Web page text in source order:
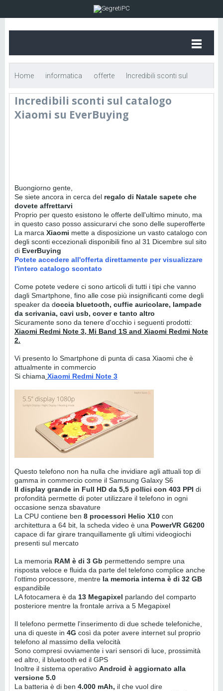
Home informatica offerte Incredibili sconti sul
catalogo Xiaomi su EverBuying
Incredibili sconti sul catalogo
Xiaomi su EverBuying
Buongiorno gente,
Se siete ancora in cerca del regalo di Natale sapete che
dovete affrettarvi
Proprio per questo esistono le offerte dell'ultimo minuto, ma
in questo caso posso assicurarvi che sono delle superofferte
La marca Xiaomi mette a disposizione un vasto catalogo con
degli sconti eccezionali disponibili fino al 31 Dicembre sul sito
di EverBuying
Potete accedere all'offerta direttamente per visualizzare
l'intero catalogo scontato
Come potete vedere ci sono articoli di tutti i tipi che vanno
dagli Smartphone, fino alle cose più insignificanti come degli
speaker da doccia bluetooth, cuffie auricolare, lampade
da scrivania, cavi usb, cover e tanto altro
Sicuramente sono da tenere d'occhio i seguenti prodotti:
Xiaomi Redmi Note 3, Mi Band 1S and Xiaomi Redmi Note
2.
Vi presento lo Smartphone di punta di casa Xiaomi che è
attualmente in commercio
Si chiama Xiaomi Redmi Note 3
Questo telefono non ha nulla che invidiare agli attuali top di
gamma in commercio come il Samsung Galaxy S6
Il display grande in Full HD da 5,5 pollici con 403 PPI di
profondità permette di poter utilizzare il telefono in ogni
occasione senza sbavature
La CPU contiene ben 8 processori Helio X10 con
architettura a 64 bit, la scheda video è una PowerVR G6200
capace di far girare tranquillamente gli ultimi videogiochi
presenti sul mercato
La memoria RAM è di 3 Gb permettendo sempre una
risposta veloce e fluida da parte del telefono complice anche
l'ottimo processore, mentre la memoria interna è di 32 GB
espandibile
LA fotocamera è da 13 Megapixel parlando del comparto
posteriore mentre la frontale arriva a 5 Megapixel
Il telefono permette l'inserimento di due schede telefoniche,
una di queste in 4G così da poter avere internet sul proprio
telefono al massimo della velocità
Sono compresi ovviamente i vari sensori di luce, prossimità
ed altro, il bluetooth ed il GPS
Inoltre il sistema operativo Android è aggiornato alla
versione 5.0
La batteria è di ben 4.000 mAh, il che vuol dire